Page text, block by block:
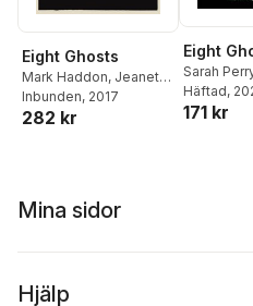
Eight Ghosts
Mark Haddon, Jeanette
Winterson ,Andrew
Michael Hurley
Inbunden, 2017
282 kr
Eight
Sarah
Hurley,
Kamila
Häftad,
171 kr
Mina sidor
Hjälp